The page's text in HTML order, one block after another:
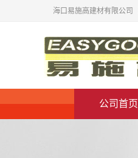
海口易施高建材有限公司
公司首页